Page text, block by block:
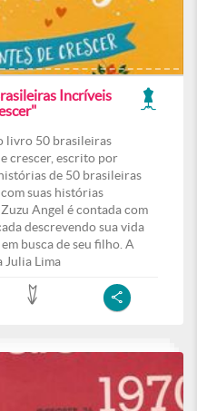
Incríveis
livro 50 brasileiras
crescer, escrito por
de 50 brasileiras
suas histórias
Angel é contada com
descrevendo sua vida
busca de seu filho. A
Julia Lima